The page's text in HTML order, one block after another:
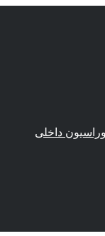
داخلی